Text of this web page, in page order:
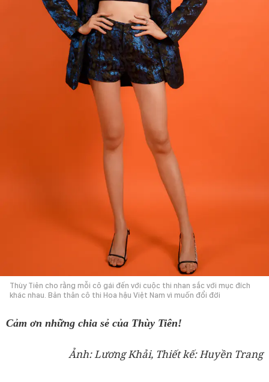
Thùy Tiên cho rằng mỗi cô gái đến với cuộc thi nhan sắc với mục đích
khác nhau. Bản thân cô thi Hoa hậu Việt Nam vì muốn đổi đời
Cảm ơn những chia sẻ của Thùy Tiên!
Ảnh: Lương Khải, Thiết kế: Huyền Trang